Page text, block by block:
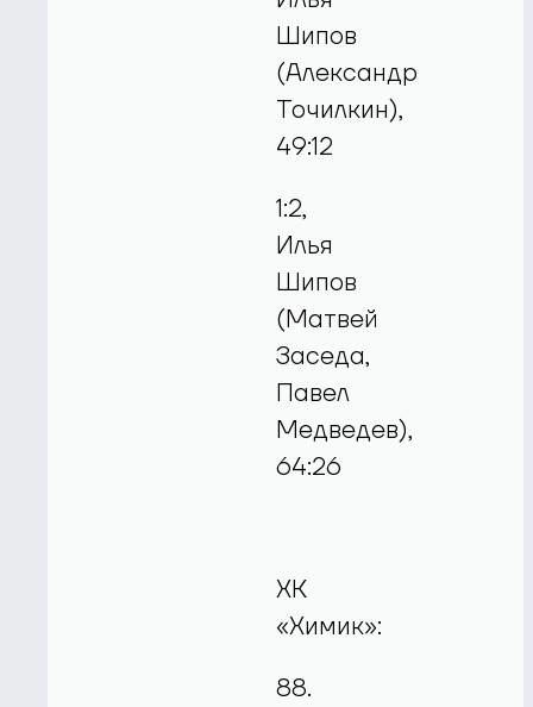
Шипов
(Александр
Точилкин),
49:12
1:2,
Илья
Шипов
(Матвей
Заседа,
Павел
Медведев),
64:26
ХК
«Химик»:
88.